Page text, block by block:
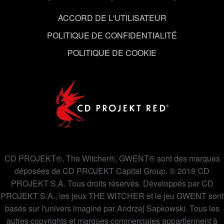
ACCORD DE L'UTILISATEUR
POLITIQUE DE CONFIDENTIALITÉ
POLITIQUE DE COOKIE
CD PROJEKT®, The Witcher®, GWENT® sont des marques
déposées de CD PROJEKT Capital Group. © 2018 CD
PROJEKT S.A. Tous droits réservés. Développés par CD
PROJEKT S.A., les jeux THE WITCHER et le jeu GWENT sont
basés sur l'univers imaginé par Andrzej Sapkowski. Tous les
autres copyrights et marques commerciales appartiennent à